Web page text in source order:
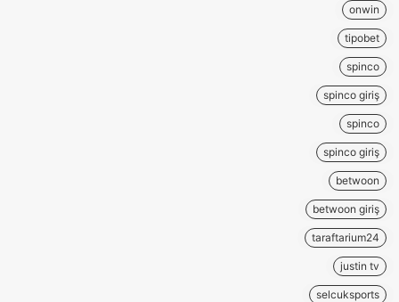
onwin
tipobet
spinco
spinco giriş
spinco
spinco giriş
betwoon
betwoon giriş
taraftarium24
justin tv
selcuksports